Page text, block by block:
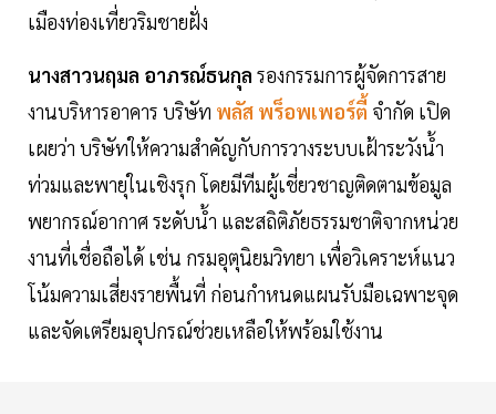
เมืองท่องเที่ยวริมชายฝั่ง
นางสาวนฤมล อาภรณ์ธนกุล รองกรรมการผู้จัดการสาย
งานบริหารอาคาร บริษัท พลัส พร็อพเพอร์ตี้ จำกัด เปิด
เผยว่า บริษัทให้ความสำคัญกับการวางระบบเฝ้าระวังน้ำ
ท่วมและพายุในเชิงรุก โดยมีทีมผู้เชี่ยวชาญติดตามข้อมูล
พยากรณ์อากาศ ระดับน้ำ และสถิติภัยธรรมชาติจากหน่วย
งานที่เชื่อถือได้ เช่น กรมอุตุนิยมวิทยา เพื่อวิเคราะห์แนว
โน้มความเสี่ยงรายพื้นที่ ก่อนกำหนดแผนรับมือเฉพาะจุด
และจัดเตรียมอุปกรณ์ช่วยเหลือให้พร้อมใช้งาน